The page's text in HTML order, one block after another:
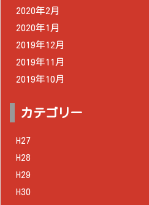
2020年2月
2020年1月
2019年12月
2019年11月
2019年10月
カテゴリー
H27
H28
H29
H30